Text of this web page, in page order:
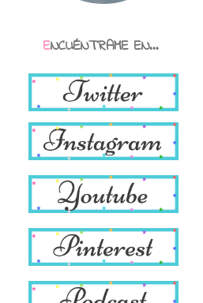
ENCUÉNTRAME EN...